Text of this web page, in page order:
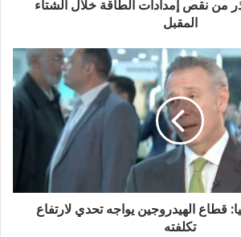
من نقص إمدادات الطاقة خلال الشتاء
المقبل
قطاع الهيدروجين يواجه تحدي لارتفاع
تكلفته